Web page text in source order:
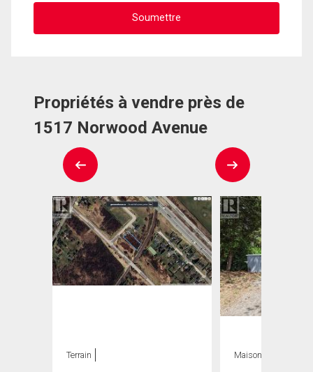
Propriétés à vendre près de
1517 Norwood Avenue
Terrain Maison